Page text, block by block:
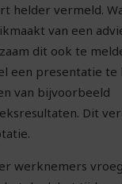
helder vermeld.
van een
dit ook te
een presentatie te
van bijvoorbeeld
Dit
werknemers